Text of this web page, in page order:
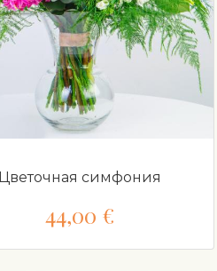
Цветочная симфония
44,00 €